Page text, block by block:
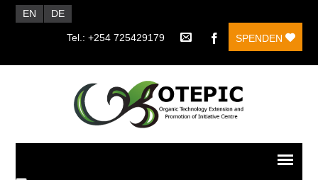
EN DE
Tel.: +254 725429179 SPENDEN